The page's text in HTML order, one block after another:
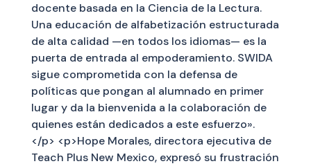
docente basada en la Ciencia de la Lectura.
Una educación de alfabetización estructurada
de alta calidad —en todos los idiomas— es la
puerta de entrada al empoderamiento. SWIDA
sigue comprometida con la defensa de
políticas que pongan al alumnado en primer
lugar y da la bienvenida a la colaboración de
quienes están dedicados a este esfuerzo».
</p> <p>Hope Morales, directora ejecutiva de
Teach Plus New Mexico, expresó su frustración